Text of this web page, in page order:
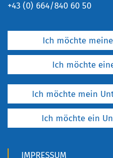
+43 (0) 664/840 60 50
Ich möchte
Ich möchte
Ich möchte mein
Ich möchte ein
IMPRESSUM